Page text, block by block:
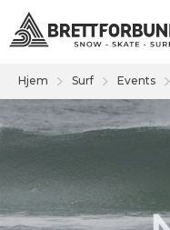
Hjem Surf Events